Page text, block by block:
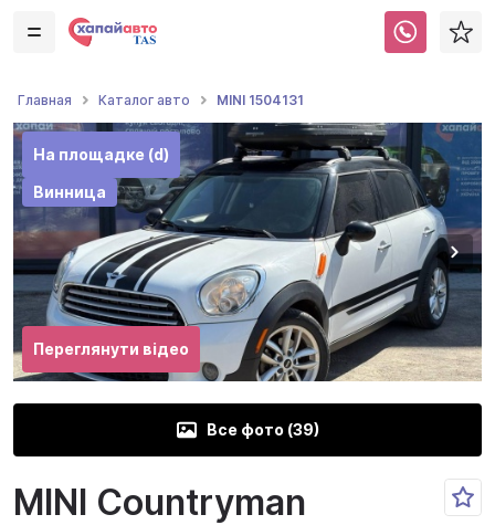
Главная Каталог авто MINI 1504131
На площадке (d)
Винница
Переглянути відео
Все фото (39)
MINI Countryman